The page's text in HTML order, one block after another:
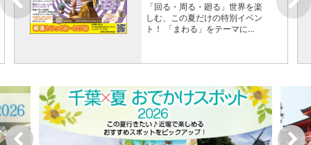
「回る・周る・廻る」世界を楽
しむ、この夏だけの特別イベン
ト！ 「まわる」をテーマに…